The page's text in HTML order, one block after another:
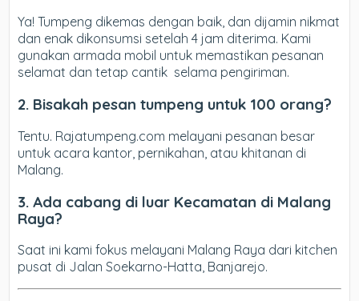
Ya! Tumpeng dikemas dengan baik, dan dijamin nikmat
dan enak dikonsumsi setelah 4 jam diterima. Kami
gunakan armada mobil untuk memastikan pesanan
selamat dan tetap cantik selama pengiriman.
2. Bisakah pesan tumpeng untuk 100 orang?
Tentu. Rajatumpeng.com melayani pesanan besar
untuk acara kantor, pernikahan, atau khitanan di
Malang.
3. Ada cabang di luar Kecamatan di Malang
Raya?
Saat ini kami fokus melayani Malang Raya dari kitchen
pusat di Jalan Soekarno-Hatta, Banjarejo.